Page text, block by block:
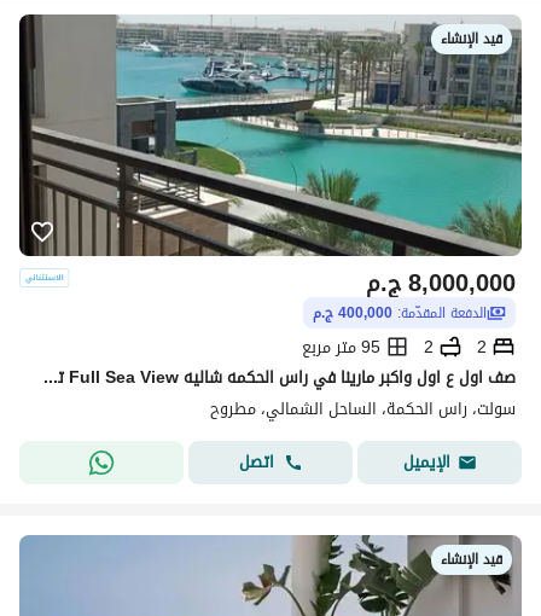
قيد الإنشاء
ج.م8,000,000
الدفعة المقدّمة: 400,000 ج.م
2
2
95 متر مربع
صف اول ع اول واكبر مارينا في راس الحكمه شاليه Full Sea View تشطيب كامل في سولت | Salt بجوار Hacienda & Mountain View & La Vista & Caesar Sodic
سولت، راس الحكمة، الساحل الشمالي، مطروح
الإيميل
اتصل
قيد الإنشاء